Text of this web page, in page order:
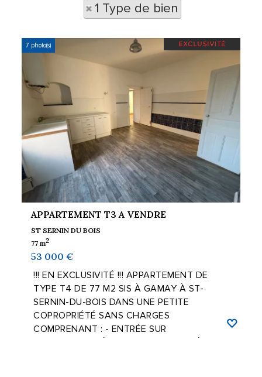
1 Type de bien
7 photo(s)
APPARTEMENT T3 A VENDRE
ST SERNIN DU BOIS
77 m2
53 000 €
!!! EN EXCLUSIVITÉ !!! APPARTEMENT DE
TYPE T4 DE 77 M2 SIS À GAMAY À ST-
SERNIN-DU-BOIS DANS UNE PETITE
COPROPRIÉTÉ SANS CHARGES
COMPRENANT : - ENTRÉE SUR